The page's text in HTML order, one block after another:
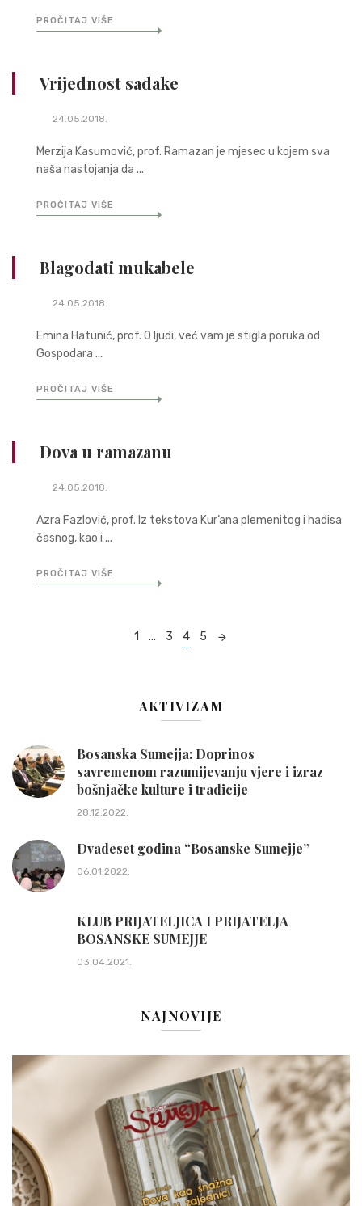
PROČITAJ VIŠE
Vrijednost sadake
24.05.2018.
Merzija Kasumović, prof. Ramazan je mjesec u kojem sva
naša nastojanja da ...
PROČITAJ VIŠE
Blagodati mukabele
24.05.2018.
Emina Hatunić, prof. O ljudi, već vam je stigla poruka od
Gospodara ...
PROČITAJ VIŠE
Dova u ramazanu
24.05.2018.
Azra Fazlović, prof. Iz tekstova Kur’ana plemenitog i hadisa
časnog, kao i ...
PROČITAJ VIŠE
1 ... 3 4 5
AKTIVIZAM
Bosanska Sumejja: Doprinos
savremenom razumijevanju vjere i izraz
bošnjačke kulture i tradicije
28.12.2022.
Dvadeset godina “Bosanske Sumejje”
06.01.2022.
KLUB PRIJATELJICA I PRIJATELJA
BOSANSKE SUMEJJE
03.04.2021.
NAJNOVIJE